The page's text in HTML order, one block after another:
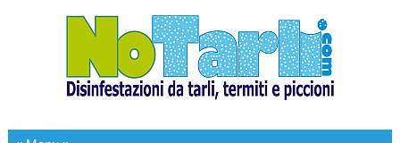
Salta al contenuto